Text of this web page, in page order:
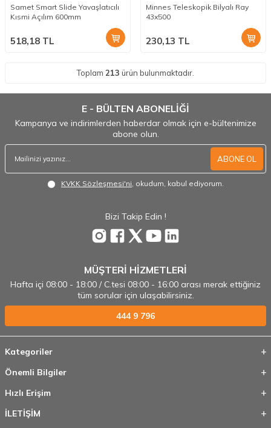
Samet Smart Slide Yavaşlatıcılı
Kısmi Açılım 600mm
518,18 TL
Minnes Teleskopik Bilyalı Ray
43x500
230,13 TL
Toplam 213 ürün bulunmaktadır.
E - BÜLTEN ABONELİĞİ
Kampanya ve indirimlerden haberdar olmak için e-bültenimize
abone olun.
ABONE OL
KVKK Sözleşmesi'ni, okudum, kabul ediyorum.
Bizi Takip Edin !
MÜŞTERİ HİZMETLERİ
Hafta içi 08:00 - 18:00 / C.tesi 08:00 - 16:00 arası merak ettiğiniz
tüm sorular için ulaşabilirsiniz.
444 9 796
Kategoriler
Önemli Bilgiler
Hızlı Erişim
İLETİŞİM